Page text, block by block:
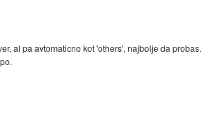
al pa avtomaticno kot 'others', najbolje da probas.